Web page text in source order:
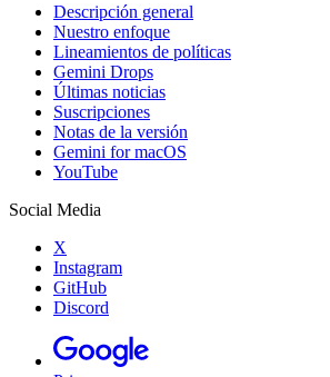
Descripción general
Nuestro enfoque
Lineamientos de políticas
Gemini Drops
Últimas noticias
Suscripciones
Notas de la versión
Gemini for macOS
YouTube
Social Media
X
Instagram
GitHub
Discord